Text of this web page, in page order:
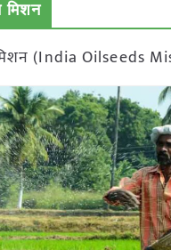
मिशन
(India Oilseeds